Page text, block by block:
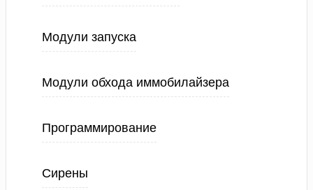
Модули запуска
Модули обхода иммобилайзера
Программирование
Сирены